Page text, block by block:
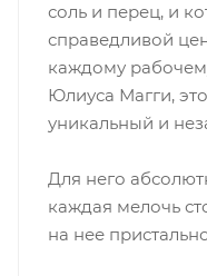
соль и перец, и
справедливой
каждому
Юлиуса Магги,
уникальный и
Для него
каждая мелочь
на нее